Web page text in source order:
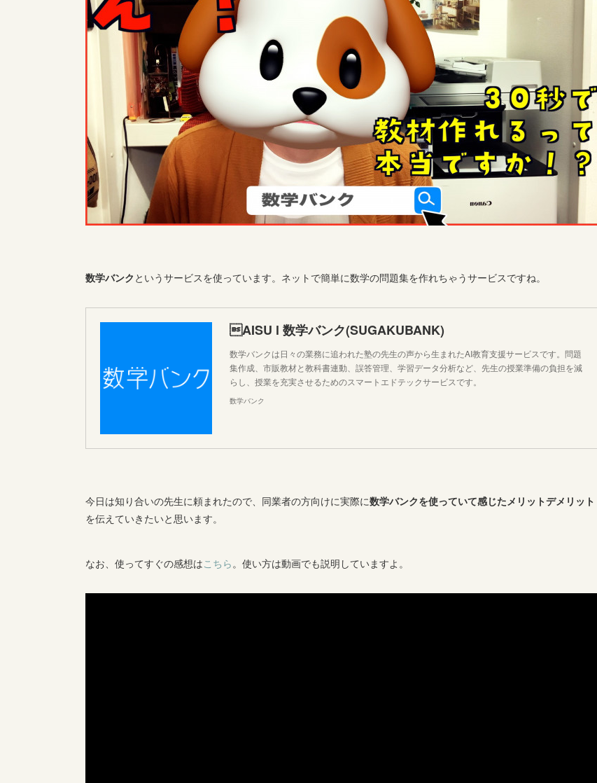
数学バンク というサービスを使っています。ネットで簡単に数学の問題集を作れちゃうサービスですね。
AISU l 数学バンク(SUGAKUBANK)
数学バンクは日々の業務に追われた塾の先生の声から生まれたAI教育支援サービスです。問題
集作成、市販教材と教科書連動、誤答管理、学習データ分析など、先生の授業準備の負担を減
らし、授業を充実させるためのスマートエドテックサービスです。
数学バンク
今日は知り合いの先生に頼まれたので、同業者の方向けに実際に数学バンクを使っていて感じたメリットデメリット
を伝えていきたいと思います。
なお、使ってすぐの感想はこちら。使い方は動画でも説明していますよ。